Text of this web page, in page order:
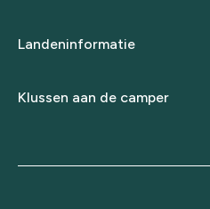
Landeninformatie
Klussen aan de camper